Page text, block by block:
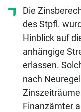
Die
des Stpfl.
Hinblick auf
anhängige
erlassen.
nach
Finanzämter